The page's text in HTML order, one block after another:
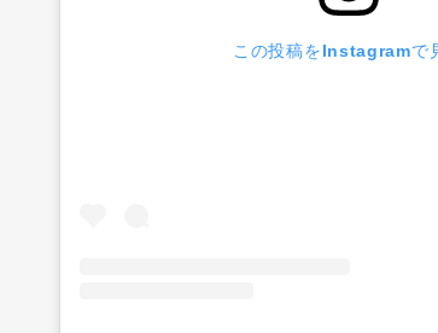
この投稿をInstagramで